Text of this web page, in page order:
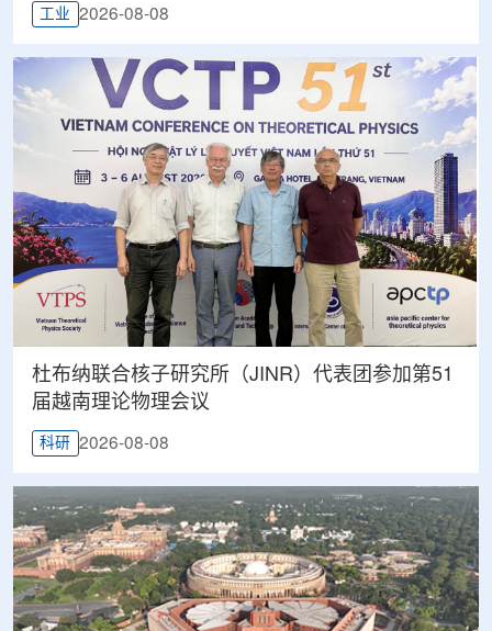
工业 2026-08-08
杜布纳联合核子研究所（JINR）代表团参加第51
届越南理论物理会议
科研 2026-08-08